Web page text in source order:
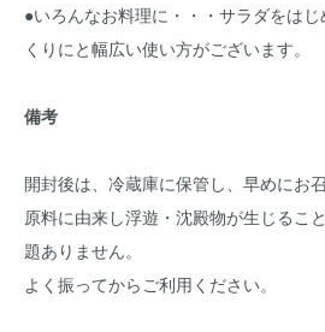
●いろんなお料理に・・・サラダをは
くりにと幅広い使い方がございます。
備考
開封後は、冷蔵庫に保管し、早めにお
原料に由来し浮遊・沈殿物が生じるこ
題ありません。
よく振ってからご利用ください。